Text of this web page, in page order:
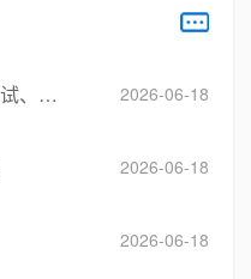
· 非涉氨的制冷设备安装、调试、维修作业人员 2026-06-18
2026-06-18
2026-06-18